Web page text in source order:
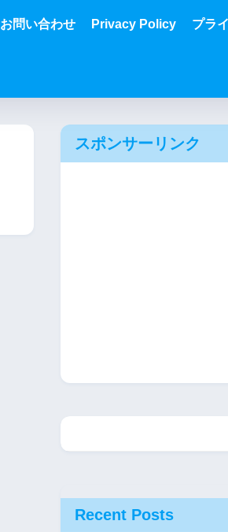
お問い合わせ Privacy Policy プラ
スポンサーリンク
Recent Posts